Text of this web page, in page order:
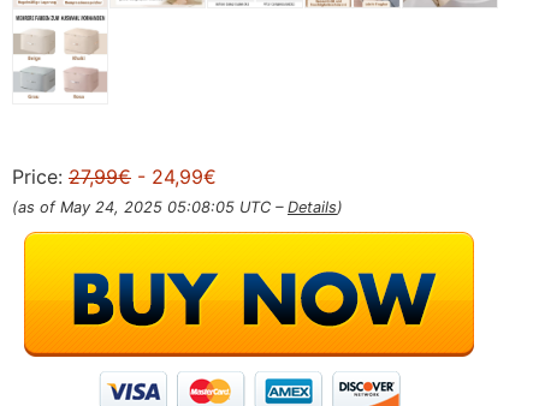
Price: 27,99€ - 24,99€
(as of May 24, 2025 05:08:05 UTC – Details)